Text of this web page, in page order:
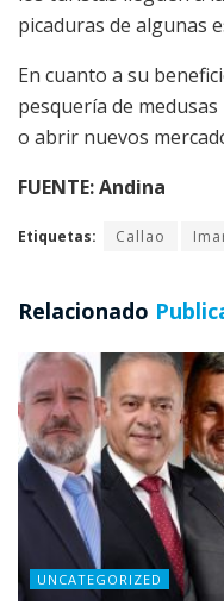
picaduras de algunas
En cuanto a su
pesquería de
o abrir nuevos
FUENTE: Andina
Etiquetas: Callao
Relacionado
UNCATEGORIZED